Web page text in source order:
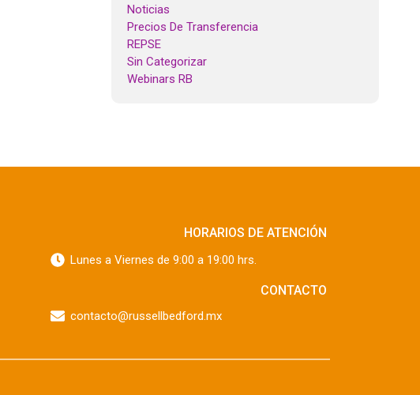
Noticias
Precios De Transferencia
REPSE
Sin Categorizar
Webinars RB
HORARIOS DE ATENCIÓN
Lunes a Viernes de 9:00 a 19:00 hrs.
CONTACTO
contacto@russellbedford.mx